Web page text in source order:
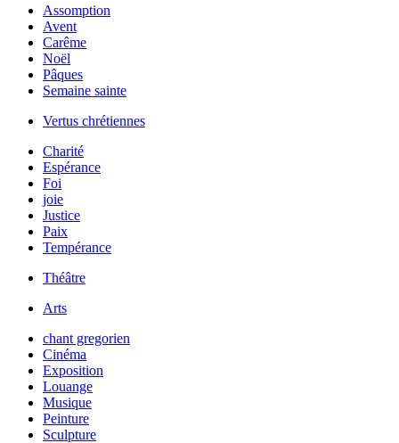
Assomption
Avent
Carême
Noël
Pâques
Semaine sainte
Vertus chrétiennes
Charité
Espérance
Foi
joie
Justice
Paix
Tempérance
Théâtre
Arts
chant gregorien
Cinéma
Exposition
Louange
Musique
Peinture
Sculpture